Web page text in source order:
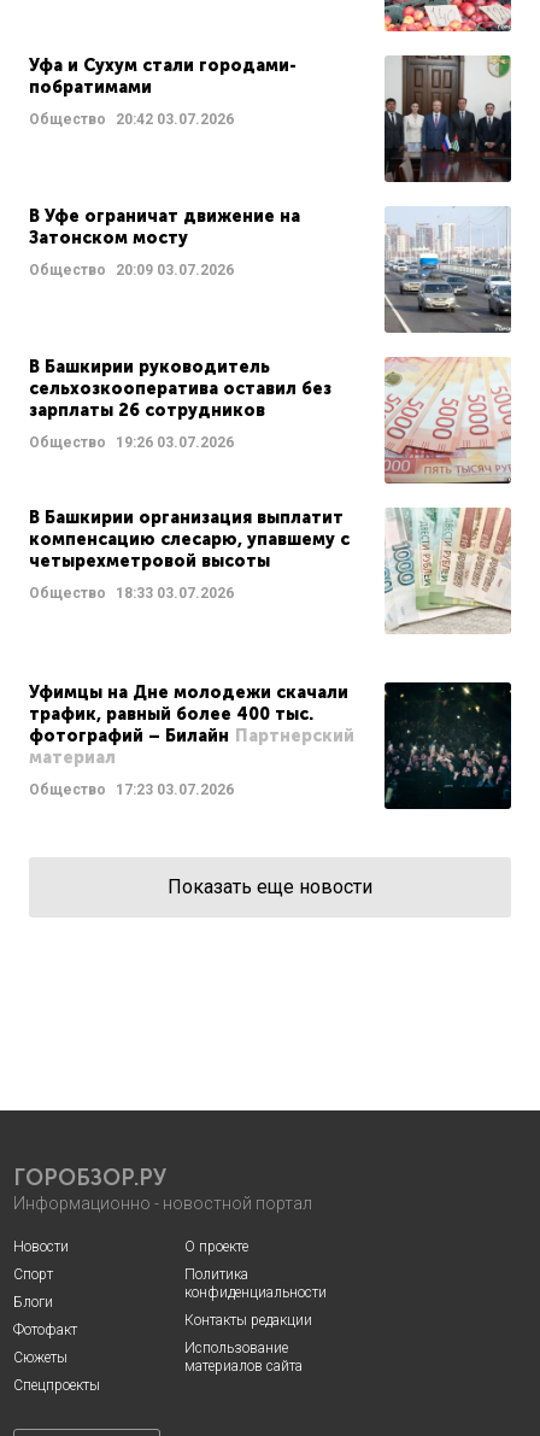
Уфа и Сухум стали городами-
побратимами
Общество 20:42 03.07.2026
В Уфе ограничат движение на
Затонском мосту
Общество 20:09 03.07.2026
В Башкирии руководитель
сельхозкооператива оставил без
зарплаты 26 сотрудников
Общество 19:26 03.07.2026
В Башкирии организация выплатит
компенсацию слесарю, упавшему с
четырехметровой высоты
Общество 18:33 03.07.2026
Уфимцы на Дне молодежи скачали
трафик, равный более 400 тыс.
фотографий – Билайн Партнерский
материал
Общество 17:23 03.07.2026
Показать еще новости
ГОРОБЗОР.РУ
Информационно - новостной портал
Новости
Спорт
Блоги
Фотофакт
Сюжеты
Спецпроекты
О проекте
Политика
конфиденциальности
Контакты редакции
Использование
материалов сайта